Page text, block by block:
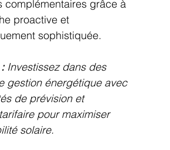
complémentaires grâce à
proactive et
sophistiquée.
Investissez dans des
gestion énergétique avec
de prévision et
pour maximiser
solaire.